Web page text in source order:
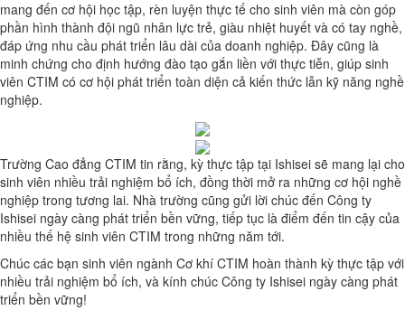
mang đến cơ hội học tập, rèn luyện thực tế cho sinh viên mà còn góp
phần hình thành đội ngũ nhân lực trẻ, giàu nhiệt huyết và có tay nghề,
đáp ứng nhu cầu phát triển lâu dài của doanh nghiệp. Đây cũng là
minh chứng cho định hướng đào tạo gắn liền với thực tiễn, giúp sinh
viên CTIM có cơ hội phát triển toàn diện cả kiến thức lẫn kỹ năng nghề
nghiệp.
Trường Cao đẳng CTIM tin rằng, kỳ thực tập tại Ishisei sẽ mang lại cho
sinh viên nhiều trải nghiệm bổ ích, đồng thời mở ra những cơ hội nghề
nghiệp trong tương lai. Nhà trường cũng gửi lời chúc đến Công ty
Ishisei ngày càng phát triển bền vững, tiếp tục là điểm đến tin cậy của
nhiều thế hệ sinh viên CTIM trong những năm tới.
Chúc các bạn sinh viên ngành Cơ khí CTIM hoàn thành kỳ thực tập với
nhiều trải nghiệm bổ ích, và kính chúc Công ty Ishisei ngày càng phát
triển bền vững!